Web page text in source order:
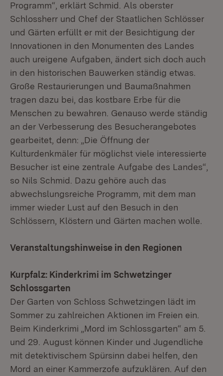
Programm“, erklärt Schmid. Als oberster
Schlossherr und Chef der Staatlichen Schlösser
und Gärten erfüllt er mit der Besichtigung der
Innovationen in den Monumenten des Landes
auch ureigene Aufgaben, ändert sich doch auch
in den historischen Bauwerken ständig etwas.
Große Restaurierungen und Baumaßnahmen
tragen dazu bei, das kostbare Erbe für die
Menschen zu bewahren. Genauso werde ständig
an der Verbesserung des Besucherangebotes
gearbeitet, denn: „Die Öffnung der
Kulturdenkmäler für möglichst viele interessierte
Besucher ist eine zentrale Aufgabe des Landes“,
so Nils Schmid. Dazu gehöre auch das
abwechslungsreiche Programm, mit dem man
immer wieder Lust auf den Besuch in den
Schlössern, Klöstern und Gärten machen wolle.
Veranstaltungshinweise in den Regionen
Kurpfalz: Kinderkrimi im Schwetzinger
Schlossgarten
Der Garten von Schloss Schwetzingen lädt im
Sommer zu zahlreichen Aktionen im Freien ein.
Beim Kinderkrimi „Mord im Schlossgarten“ am 5.
und 29. August können Kinder und Jugendliche
mit detektivischem Spürsinn dabei helfen, den
Mord an einer Kammerzofe aufzuklären. Auf den